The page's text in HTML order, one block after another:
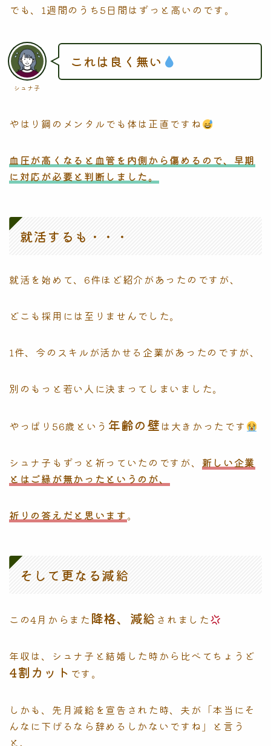
でも、1週間のうち5日間はずっと高いのです。
シュナ子
これは良く無い
やはり鋼のメンタルでも体は正直ですね
血圧が高くなると血管を内側から傷めるので、早期
に対応が必要と判断しました。
就活するも・・・
就活を始めて、6件ほど紹介があったのですが、
どこも採用には至りませんでした。
1件、今のスキルが活かせる企業があったのですが、
別のもっと若い人に決まってしまいました。
やっぱり56歳という 年齢の壁 は大きかったです
シュナ子もずっと祈っていたのですが、 新しい企業
とはご縁が無かったというのが、
祈りの答えだと思います。
そして更なる減給
この4月からまた 降格、減給 されました
年収は、シュナ子と結婚した時から比べてちょうど
4割カット です。
しかも、先月減給を宣告された時、夫が「本当にそ
んなに下げるなら辞めるしかないですね」と言う
と、